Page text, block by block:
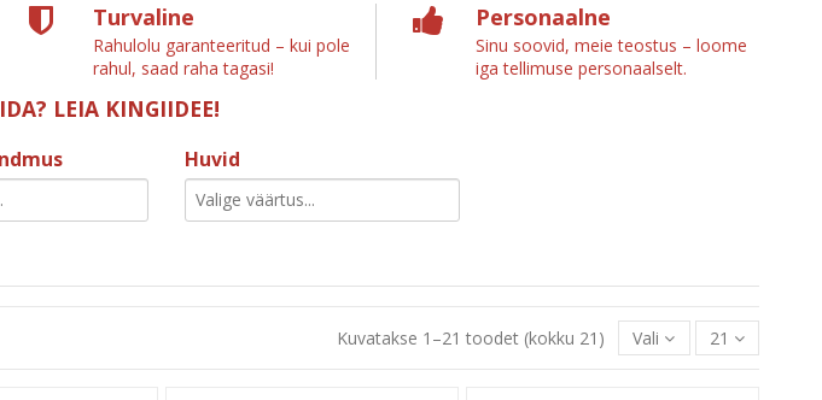
Turvaline
Rahulolu garanteeritud – kui pole
rahul, saad raha tagasi!
Personaalne
Sinu soovid, meie teostus – loome
iga tellimuse personaalselt.
LEIA KINGIIDEE!
Huvid
Kuvatakse 1–21 toodet (kokku 21) Vali 21